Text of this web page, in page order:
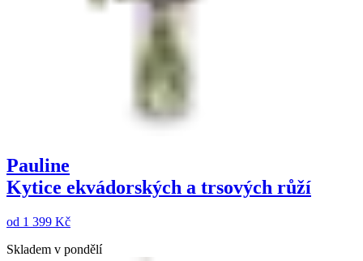
Pauline
Kytice ekvádorských a trsových růží
od 1 399 Kč
Skladem v pondělí